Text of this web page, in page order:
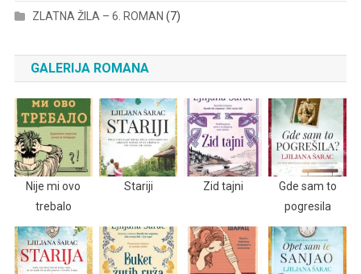
ZLATNA ŽILA – 6. ROMAN (7)
GALERIJA ROMANA
Nije mi ovo
trebalo
Stariji Zid tajni
Gde sam to
pogresila